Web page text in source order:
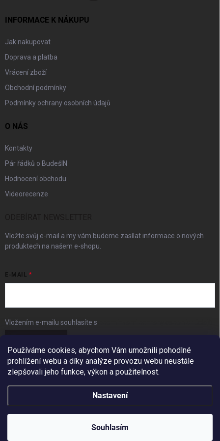
Používáme cookies, abychom Vám umožnili pohodlné
prohlížení webu a díky analýze provozu webu neustále
zlepšovali jeho funkce, výkon a použitelnost.
Nastavení
Souhlasím
INFORMACE K NÁKUPU
Jak nakupovat
Doprava a platba
Vrácení zboží
Obchodní podmínky
Podmínky ochrany osobních údajů
O NÁS
Kontakty
Pár řádků o BudešIN
Hodnocení obchodu
Videorecenze
Vložte svůj e-mail a my vám budeme zasílat informace o nových
produktech na našem e-shopu.
E-MAIL
Vložením e-mailu souhlasíte s
FACEBOOK
Copyright 2026BudešIN. Všechna práva vyhrazena.
Redesign by Filipesmedia 🧡